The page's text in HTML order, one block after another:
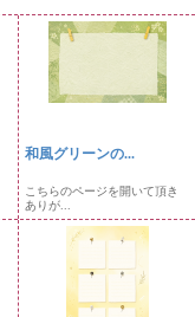
和風グリーンの...
こちらのページを開いて頂き
ありが...